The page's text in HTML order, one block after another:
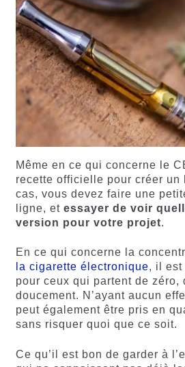
Même en ce qui concerne le
recette officielle pour créer un
cas, vous devez faire une
ligne, et essayer de voir
version pour votre projet.
En ce qui concerne la
la cigarette électronique, il est
pour ceux qui partent de zéro,
doucement. N’ayant aucun
peut également être pris en
sans risquer quoi que ce soit.
Ce qu’il est bon de garder à